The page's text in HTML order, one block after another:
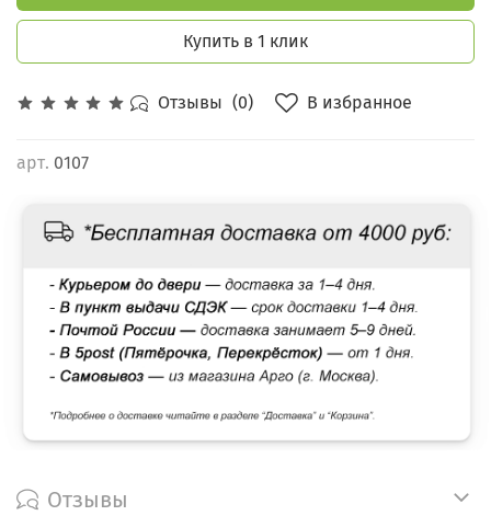
Отзывы (0) В избранное
арт. 0107
Купить в 1 клик
Отзывы